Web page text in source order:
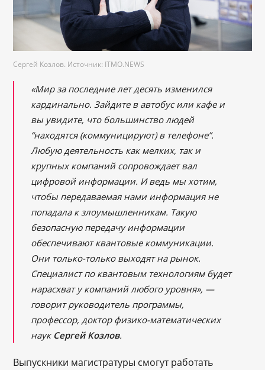
Сергей Козлов. Источник: ITMO.NEWS
«Мир за последние лет десять изменился
кардинально. Зайдите в автобус или кафе и
вы увидите, что большинство людей
“находятся (коммуницируют) в телефоне”.
Любую деятельность как мелких, так и
крупных компаний сопровождает вал
цифровой информации. И ведь мы хотим,
чтобы передаваемая нами информация не
попадала к злоумышленникам. Такую
безопасную передачу информации
обеспечивают квантовые коммуникации.
Они только-только выходят на рынок.
Специалист по квантовым технологиям будет
нарасхват у компаний любого уровня», —
говорит руководитель программы,
профессор, доктор физико-математических
наук Сергей Козлов.
Выпускники магистратуры смогут работать